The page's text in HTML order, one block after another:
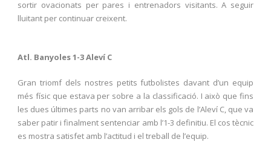
sortir ovacionats per pares i entrenadors visitants. A seguir
lluitant per continuar creixent.
Atl. Banyoles 1-3 Aleví C
Gran triomf dels nostres petits futbolistes davant d’un equip
més físic que estava per sobre a la classificació. I això que fins
les dues últimes parts no van arribar els gols de l’Aleví C, que va
saber patir i finalment sentenciar amb l’1-3 definitiu. El cos tècnic
es mostra satisfet amb l’actitud i el treball de l’equip.